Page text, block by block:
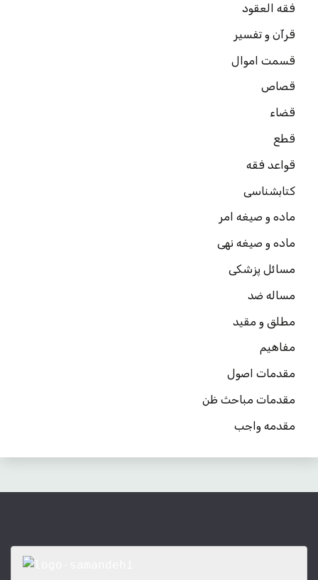
فقه العقود
قرآن و تفسیر
قسمت اموال
قصاص
قضاء
قطع
قواعد فقه
کتابشناسی
ماده و صیغه امر
ماده و صیغه نهی
مسائل پزشکی
مساله ضد
مطلق و مقید
مفاهیم
مقدمات اصول
مقدمات مباحث ظن
مقدمه واجب